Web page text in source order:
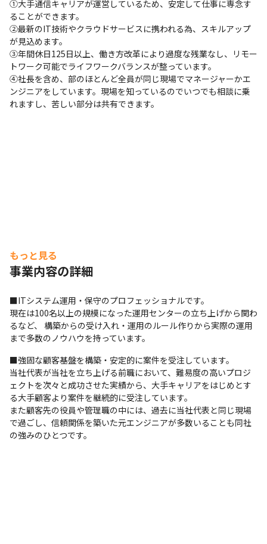
①大手通信キャリアが運営しているため、安定して仕事に専念す
ることができます。
②最新のIT技術やクラウドサービスに携われる為、スキルアップ
が見込めます。
③年間休日125日以上、働き方改革により過度な残業なし、リモー
トワーク可能でライフワークバランスが整っています。
④社長を含め、部のほとんど全員が同じ現場でマネージャーかエ
ンジニアをしています。現場を知っているのでいつでも相談に乗
れますし、苦しい部分は共有できます。
もっと見る
事業内容の詳細
■ITシステム運用・保守のプロフェッショナルです。
現在は100名以上の規模になった運用センターの立ち上げから関わ
るなど、 構築からの受け入れ・運用のルール作りから実際の運用
まで多数のノウハウを持っています。
■強固な顧客基盤を構築・安定的に案件を受注しています。
当社代表が当社を立ち上げる前職において、難易度の高いプロジ
ェクトを次々と成功させた実績から、大手キャリアをはじめとす
る大手顧客より案件を継続的に受注しています。
また顧客先の役員や管理職の中には、過去に当社代表と同じ現場
で過ごし、信頼関係を築いた元エンジニアが多数いることも同社
の強みのひとつです。